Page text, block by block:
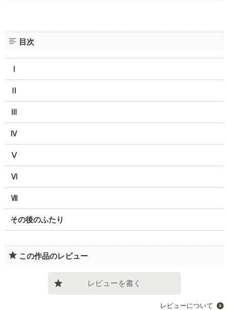
目次
Ⅰ
Ⅱ
Ⅲ
Ⅳ
Ⅴ
Ⅵ
Ⅶ
その後のふたり
この作品のレビュー
レビューを書く
レビューについて